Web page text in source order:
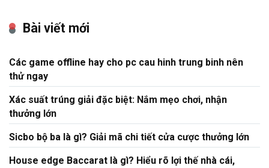
Bài viết mới
Các game offline hay cho pc cau hinh trung binh nên
thử ngay
Xác suất trúng giải đặc biệt: Nắm mẹo chơi, nhận
thưởng lớn
Sicbo bộ ba là gì? Giải mã chi tiết cửa cược thưởng lớn
House edge Baccarat là gì? Hiểu rõ lợi thế nhà cái,